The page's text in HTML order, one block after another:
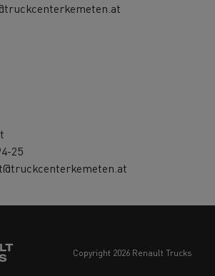
25
copyright 2026 Renault Trucks